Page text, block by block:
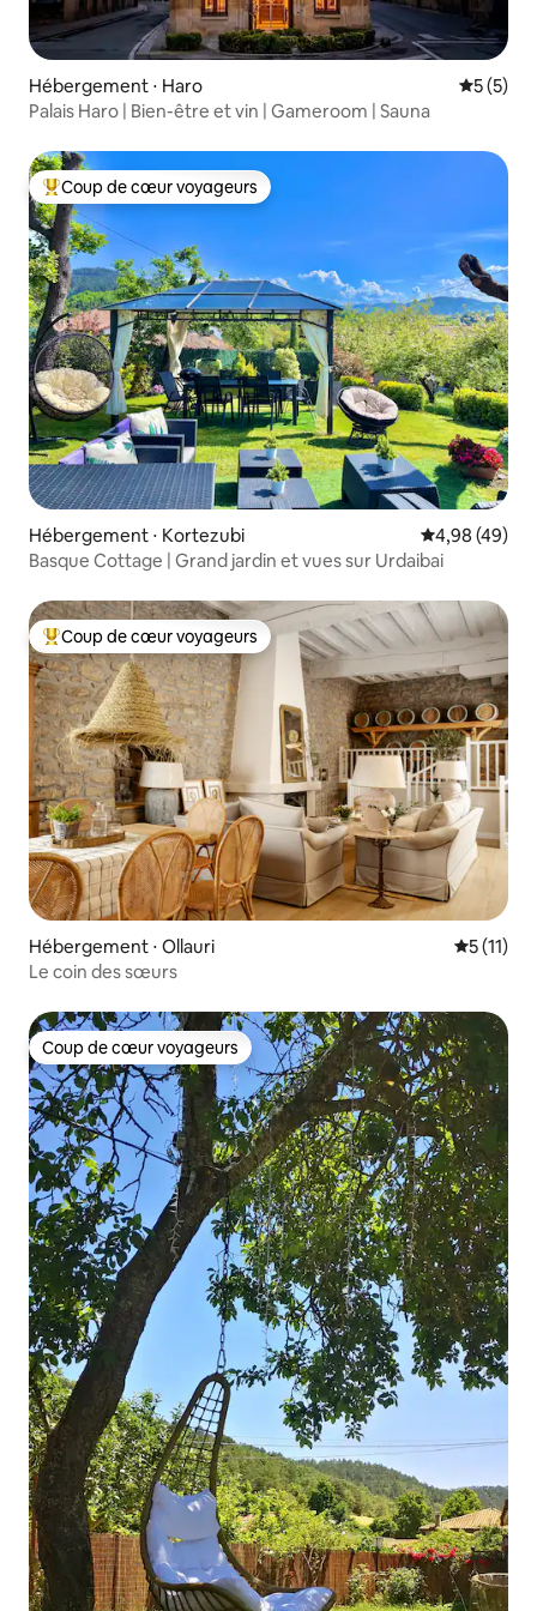
Hébergement ⋅ Haro
5 (5)
Palais Haro | Bien-être et vin | Gameroom | Sauna
Coups de cœur voyageurs les plus appréciés
Coup de cœur voyageurs
Hébergement ⋅ Kortezubi Évaluation
4,98 (49)
Basque Cottage | Grand jardin et vues sur Urdaibai
Coups de cœur voyageurs les plus appréciés
Coup de cœur voyageurs
Hébergement ⋅ Ollauri
5 (11)
Le coin des sœurs
Coup de cœur voyageurs
Coup de cœur voyageurs